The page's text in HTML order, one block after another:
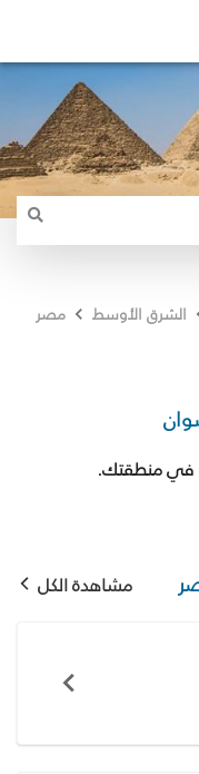
الشرق الأوسط
مصر
في منطقتك.
مشاهدة الكل